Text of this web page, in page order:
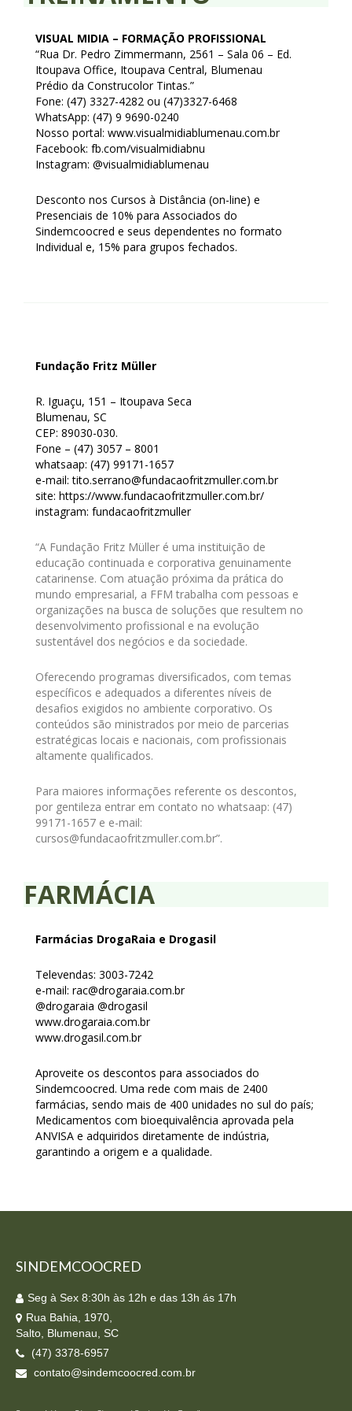
Índices
Notícias
Contato
Baixar APP
VISUAL MIDIA – FORMAÇÃO PROFISSIONAL
“Rua Dr. Pedro Zimmermann, 2561 – Sala 06 – Ed.
Itoupava Office, Itoupava Central, Blumenau
Prédio da Construcolor Tintas.”
Fone: (47) 3327-4282 ou (47)3327-6468
WhatsApp: (47) 9 9690-0240
Nosso portal: www.visualmidiablumenau.com.br
Facebook: fb.com/visualmidiabnu
Instagram: @visualmidiablumenau
Desconto nos Cursos à Distância (on-line) e
Presenciais de 10% para Associados do
Sindemcoocred e seus dependentes no formato
Individual e, 15% para grupos fechados.
Fundação Fritz Müller
R. Iguaçu, 151 – Itoupava Seca
Blumenau, SC
CEP: 89030-030.
Fone – (47) 3057 – 8001
whatsaap: (47) 99171-1657
e-mail: tito.serrano@fundacaofritzmuller.com.br
site: https://www.fundacaofritzmuller.com.br/
instagram: fundacaofritzmuller
“A Fundação Fritz Müller é uma instituição de
educação continuada e corporativa genuinamente
catarinense. Com atuação próxima da prática do
mundo empresarial, a FFM trabalha com pessoas e
organizações na busca de soluções que resultem no
desenvolvimento profissional e na evolução
sustentável dos negócios e da sociedade.
Oferecendo programas diversificados, com temas
específicos e adequados a diferentes níveis de
desafios exigidos no ambiente corporativo. Os
conteúdos são ministrados por meio de parcerias
estratégicas locais e nacionais, com profissionais
altamente qualificados.
Para maiores informações referente os descontos,
por gentileza entrar em contato no whatsaap: (47)
99171-1657 e e-mail:
cursos@fundacaofritzmuller.com.br”.
FARMÁCIA
Farmácias DrogaRaia e Drogasil
Televendas: 3003-7242
e-mail: rac@drogaraia.com.br
@drogaraia @drogasil
www.drogaraia.com.br
www.drogasil.com.br
Aproveite os descontos para associados do
Sindemcoocred. Uma rede com mais de 2400
farmácias, sendo mais de 400 unidades no sul do país;
Medicamentos com bioequivalência aprovada pela
ANVISA e adquiridos diretamente de indústria,
garantindo a origem e a qualidade.
SINDEMCOOCRED
Seg à Sex 8:30h às 12h e das 13h ás 17h
Rua Bahia, 1970,
Salto, Blumenau, SC
(47) 3378-6957
contato@sindemcoocred.com.br